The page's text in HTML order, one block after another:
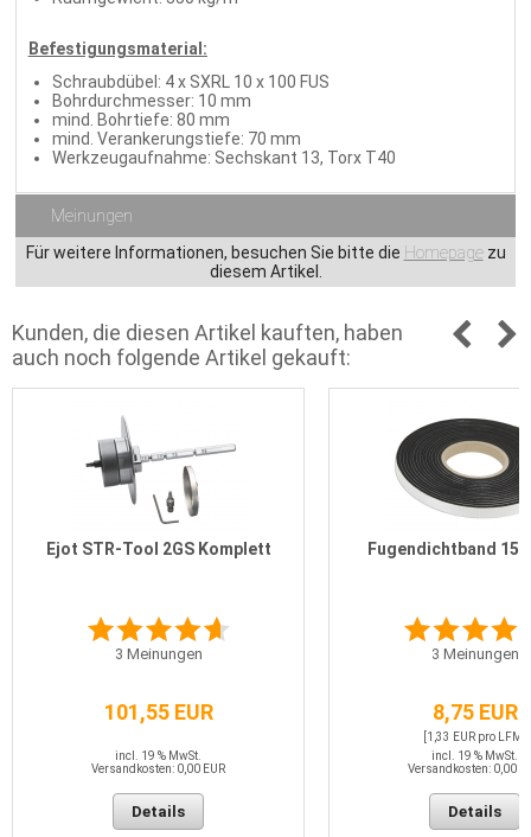
Befestigungsmaterial:
Schraubdübel: 4 x SXRL 10 x 100 FUS
Bohrdurchmesser: 10 mm
mind. Bohrtiefe: 80 mm
mind. Verankerungstiefe: 70 mm
Werkzeugaufnahme: Sechskant 13, Torx T40
Meinungen
Für weitere Informationen, besuchen Sie bitte die Homepagezu
diesem Artikel.
Kunden, die diesen Artikel kauften, haben
auch noch folgende Artikel gekauft:
Ejot STR-Tool 2GS Komplett
3 Meinungen
101,55 EUR
incl. 19 % MwSt.
Versandkosten: 0,00 EUR
Details
Fugendichtband 15/
3 Meinungen
8,75 EUR
[1,33 EUR pro LFM]
incl. 19 % MwSt.
Versandkosten: 0,00
Details